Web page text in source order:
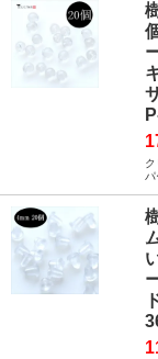
パ